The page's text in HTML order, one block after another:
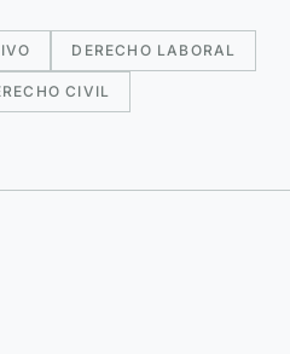
DERECHO LABORAL
CIVIL